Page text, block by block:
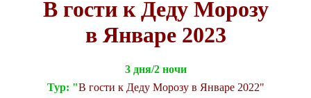
В гости к Деду Морозу
в Январе 2023
3 дня/2 ночи
Тур: "В гости к Деду Морозу в Январе 2022"